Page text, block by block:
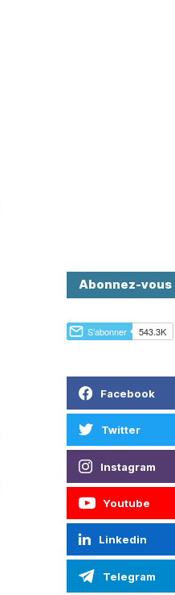
Abonnez-
Facebook
Twitter
Instagram
Youtube
Linkedin
Telegram